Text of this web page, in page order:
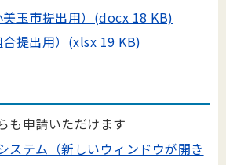
玉市提出用）(docx 18 KB)
提出用）(xlsx 19 KB)
も申請いただけます
ステム（新しいウィンドウが開き